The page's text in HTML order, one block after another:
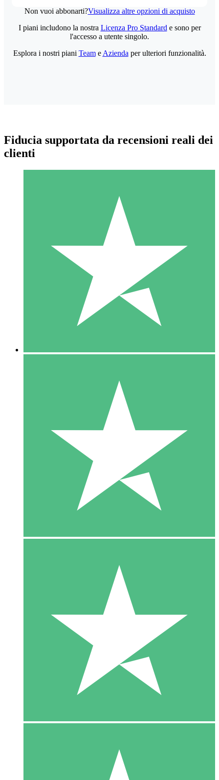
Non vuoi abbonarti?Visualizza altre opzioni di acquisto
Pacchetti di Crediti Individuali
Paga a consumo con crediti di download. Nessun impegno
1 Download
10
US$1500
10 Download
20
I piani includono la nostra Licenza Pro Standard e sono per
l'accesso a utente singolo.
Esplora i nostri piani Teame Azienda per ulteriori funzionalità.
Fiducia supportata da recensioni reali dei
clienti